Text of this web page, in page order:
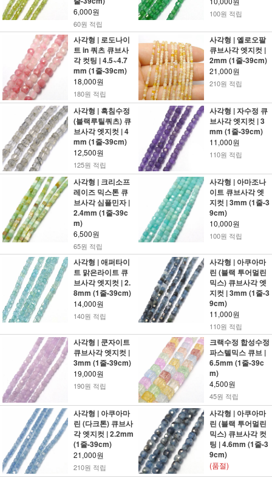
6,000원
60원 적립
100원 적립
사각형 | 로도나이
트 in 쿼츠 큐브사
각 컷팅 | 4.5~4.7
mm (1줄-39cm)
18,000원
180원 적립
사각형 | 옐로오팔
큐브사각 엣지컷 |
2mm (1줄-39cm)
21,000원
210원 적립
사각형 | 흑침수정
(블랙루틸쿼츠) 큐
브사각 엣지컷 | 4
mm (1줄-39cm)
12,500원
125원 적립
사각형 | 자수정 큐
브사각 엣지컷 | 3
mm (1줄-39cm)
11,000원
110원 적립
사각형 | 크리소프
레이즈 믹스톤 큐
브사각 심플민자 |
2.4mm (1줄-39c
m)
6,500원
65원 적립
사각형 | 아마조나
이트 큐브사각 엣
지컷 | 3mm (1줄-3
9cm)
10,000원
100원 적립
사각형 | 애퍼타이
트 맑은라이트 큐
브사각 엣지컷 | 2.
8mm (1줄-39cm)
14,000원
140원 적립
사각형 | 아쿠아마
린 (블랙 투어멀린
믹스) 큐브사각 엣
지컷 | 3mm (1줄-3
9cm)
11,000원
110원 적립
사각형 | 쿤자이트
큐브사각 엣지컷 |
3mm (1줄-39cm)
19,000원
190원 적립
크랙수정 합성수정
파스텔믹스 큐브 |
6.5mm (1줄-39c
m)
4,500원
45원 적립
사각형 | 아쿠아마
린 (다크톤) 큐브사
각 엣지컷 | 2.2mm
(1줄-39cm)
21,000원
210원 적립
사각형 | 아쿠아마
린 (블랙 투어멀린
믹스) 큐브사각 컷
팅 | 4.6mm (1줄-3
9cm)
(품절)